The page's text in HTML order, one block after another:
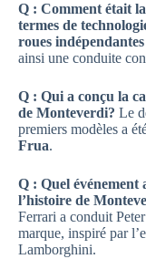
Q : Comment était
termes de
roues indépendantes
ainsi une conduite
Q : Qui a conçu la
de Monteverdi? Le
premiers modèles a
Frua.
Q : Quel
l’histoire de
Ferrari a conduit
marque, inspiré par
Lamborghini.